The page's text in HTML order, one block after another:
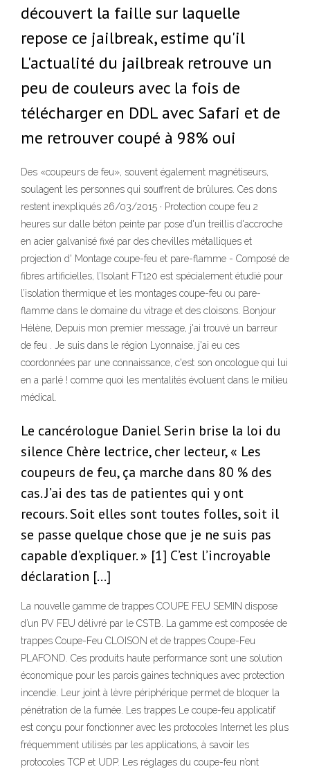
découvert la faille sur laquelle
repose ce jailbreak, estime qu'il
L'actualité du jailbreak retrouve un
peu de couleurs avec la fois de
télécharger en DDL avec Safari et de
me retrouver coupé à 98% oui
Des «coupeurs de feu», souvent également magnétiseurs,
soulagent les personnes qui souffrent de brûlures. Ces dons
restent inexpliqués 26/03/2015 · Protection coupe feu 2
heures sur dalle béton peinte par pose d'un treillis d'accroche
en acier galvanisé fixé par des chevilles métalliques et
projection d' Montage coupe-feu et pare-flamme - Composé de
fibres artificielles, l’Isolant FT120 est spécialement étudié pour
l’isolation thermique et les montages coupe-feu ou pare-
flamme dans le domaine du vitrage et des cloisons. Bonjour
Hélène, Depuis mon premier message, j'ai trouvé un barreur
de feu . Je suis dans le région Lyonnaise, j'ai eu ces
coordonnées par une connaissance, c'est son oncologue qui lui
en a parlé ! comme quoi les mentalités évoluent dans le milieu
médical.
Le cancérologue Daniel Serin brise la loi du
silence Chère lectrice, cher lecteur, « Les
coupeurs de feu, ça marche dans 80 % des
cas. J’ai des tas de patientes qui y ont
recours. Soit elles sont toutes folles, soit il
se passe quelque chose que je ne suis pas
capable d’expliquer. » [1] C’est l’incroyable
déclaration […]
La nouvelle gamme de trappes COUPE FEU SEMIN dispose
d’un PV FEU délivré par le CSTB. La gamme est composée de
trappes Coupe-Feu CLOISON et de trappes Coupe-Feu
PLAFOND. Ces produits haute performance sont une solution
économique pour les parois gaines techniques avec protection
incendie. Leur joint à lèvre périphérique permet de bloquer la
pénétration de la fumée. Les trappes Le coupe-feu applicatif
est conçu pour fonctionner avec les protocoles Internet les plus
fréquemment utilisés par les applications, à savoir les
protocoles TCP et UDP. Les réglages du coupe-feu n’ont